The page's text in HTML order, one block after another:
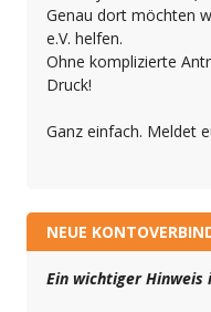
Genau dort möchten
e.V. helfen.
Ohne komplizierte
Druck!
Ganz einfach. Meldet
NEUE
Ein wichtiger Hinweis